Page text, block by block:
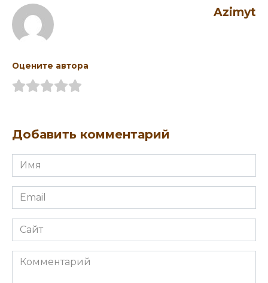
Azimyt
Оцените автора
Добавить комментарий
Имя
Email
Сайт
Комментарий